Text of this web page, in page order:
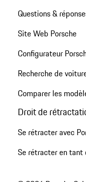
Questions &
Site Web Porsche
Configurateur
Recherche de
Comparer les
Droit de
Se rétracter avec
Se rétracter en tant